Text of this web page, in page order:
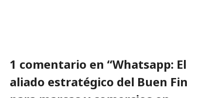
1 comentario en “Whatsapp: El
aliado estratégico del Buen Fin